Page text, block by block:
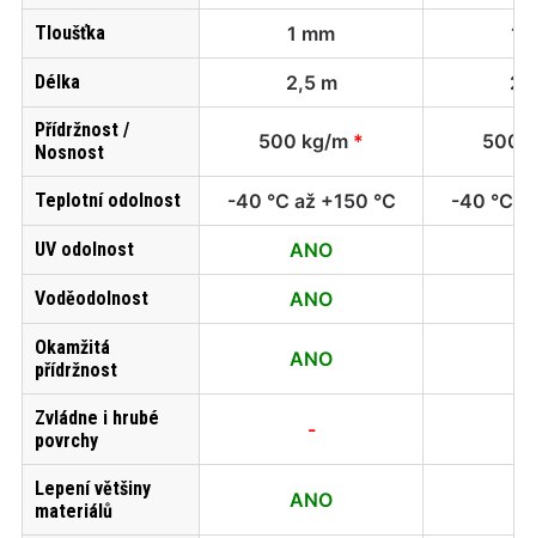
Tloušťka 1 mm 1
Délka 2,5 m
Přídržnost /
Nosnost
500 kg/m * 500
Teplotní odolnost -40 °C až +150 °C -40 °C
UV odolnost ANO
Voděodolnost ANO
Okamžitá
přídržnost
ANO
Zvládne i hrubé
povrchy
-
Lepení většiny
materiálů
ANO